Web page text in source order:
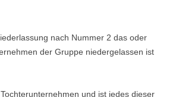
nach Nummer 2 das oder
der Gruppe niedergelassen ist
und ist jedes dieser